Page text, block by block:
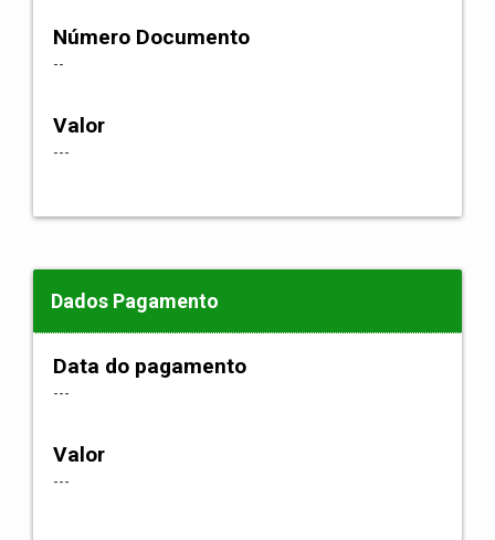
Número Documento
--
Valor
---
Dados Pagamento
Data do pagamento
---
Valor
---